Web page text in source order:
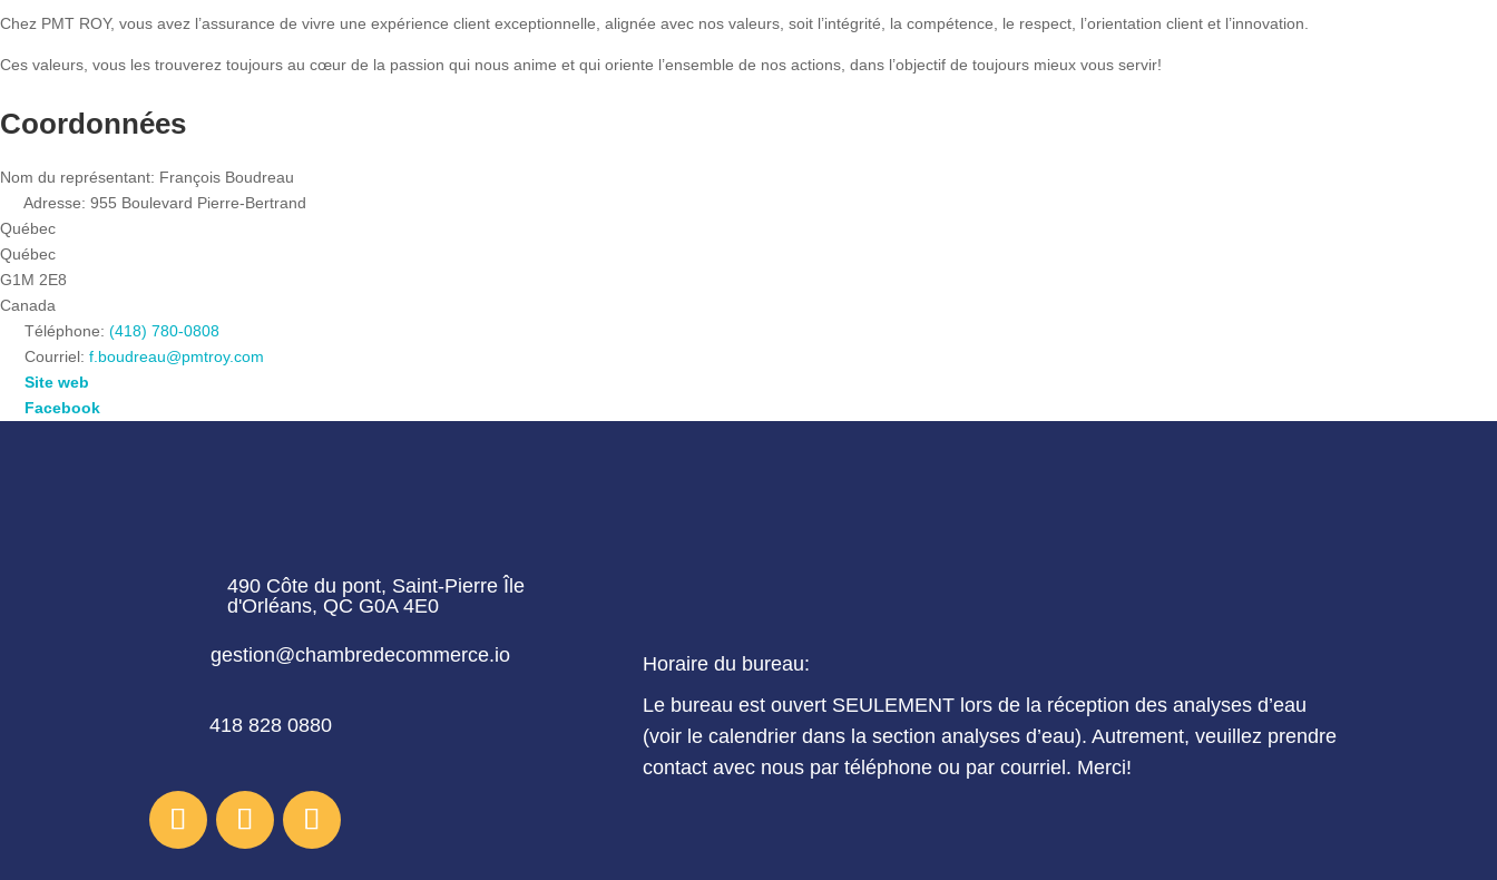
Chez PMT ROY, vous avez l’assurance de vivre une expérience client exceptionnelle, alignée avec nos valeurs, soit l’intégrité, la compétence, le respect, l’orientation client et l’innovation.
Ces valeurs, vous les trouverez toujours au cœur de la passion qui nous anime et qui oriente l’ensemble de nos actions, dans l’objectif de toujours mieux vous servir!
Coordonnées
Nom du représentant: François Boudreau
Adresse: 955 Boulevard Pierre-Bertrand
Québec
Québec
G1M 2E8
Canada
Téléphone: (418) 780-0808
Courriel: f.boudreau@pmtroy.com
Site web
Facebook
490 Côte du pont, Saint-Pierre Île
d'Orléans, QC G0A 4E0
gestion@chambredecommerce.io
418 828 0880
Horaire du bureau:
Le bureau est ouvert SEULEMENT lors de la réception des analyses d’eau
(voir le calendrier dans la section analyses d’eau). Autrement, veuillez prendre
contact avec nous par téléphone ou par courriel. Merci!